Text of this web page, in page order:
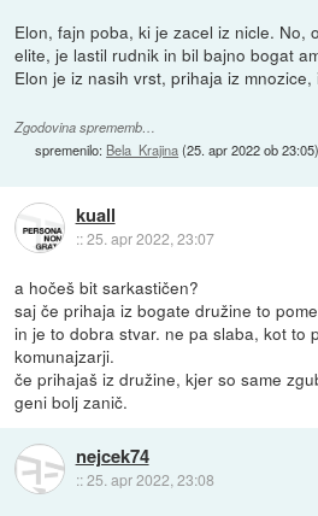
Elon, fajn poba, ki je zacel iz nicle. No,
elite, je lastil rudnik in bil bajno bogat
Elon je iz nasih vrst, prihaja iz
Zgodovina sprememb…
spremenilo: Bela_Krajina(25. apr 2022 ob 23:05)
kuall
::25. apr 2022, 23:07
a hočeš bit sarkastičen?
saj če prihaja iz bogate družine to
in je to dobra stvar. ne pa slaba, kot to
komunajzarji.
če prihajaš iz družine, kjer so same
geni bolj zanič.
nejcek74
::25. apr 2022, 23:08